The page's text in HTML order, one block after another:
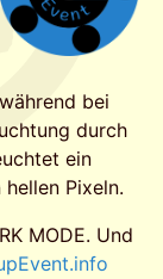
bei
durch
ein
Pixeln.
MODE. Und